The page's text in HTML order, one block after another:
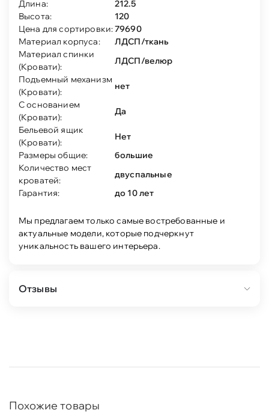
Длина:
212.5
Высота:
120
Цена для сортировки:79690
Материал корпуса:
ЛДСП/ткань
Материал спинки
(Кровати):
ЛДСП/велюр
Подъемный механизм
(Кровати):
нет
С основанием
(Кровати):
Да
Бельевой ящик
(Кровати):
Нет
Размеры общие:
большие
Количество мест
кроватей:
двуспальные
Гарантия:
до 10 лет
Мы предлагаем только самые востребованные и
актуальные модели, которые подчеркнут
уникальность вашего интерьера.
Отзывы
Похожие товары